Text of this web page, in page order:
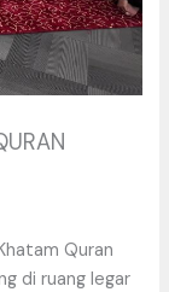
Quran
di ruang legar